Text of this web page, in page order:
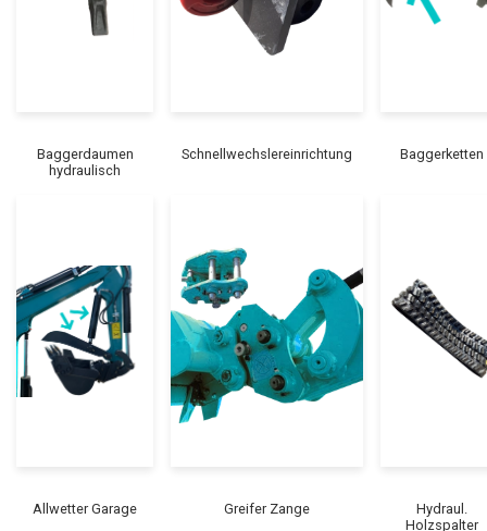
Baggerdaumen
hydraulisch
Schnellwechslereinrichtung Baggerketten
Allwetter Garage Greifer Zange
Hydraul.
Holzspalter